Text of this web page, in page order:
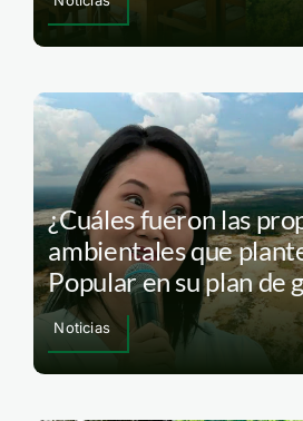
¿Cuáles fueron las
ambientales que
Popular en su plan de
Noticias